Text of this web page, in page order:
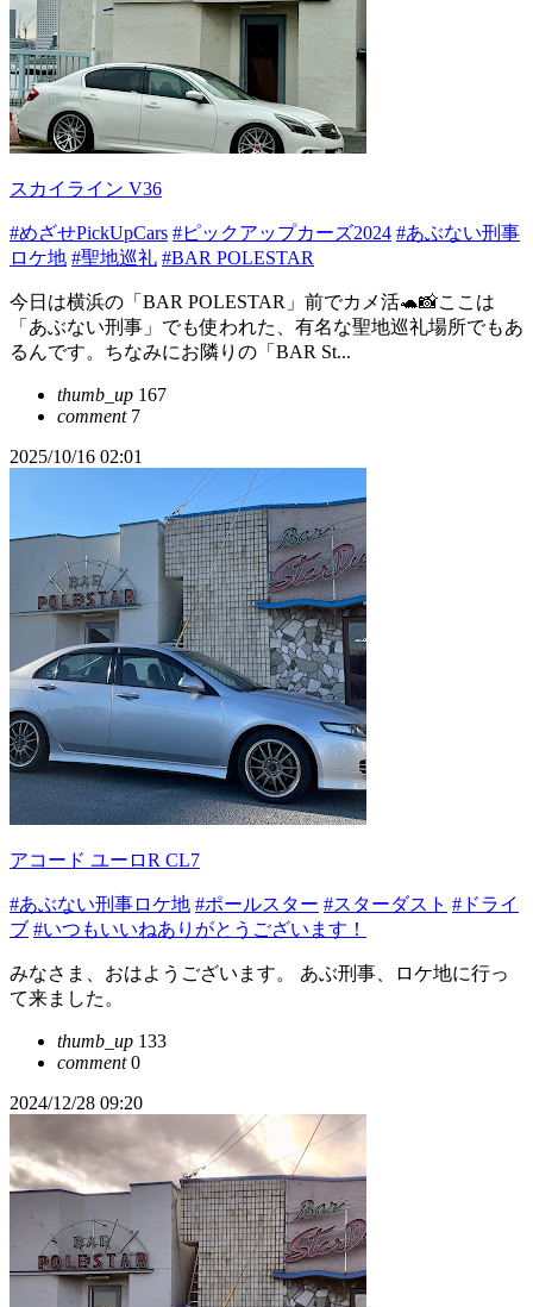
スカイライン V36
#めざせPickUpCars #ピックアップカーズ2024 #あぶない刑事
ロケ地 #聖地巡礼 #BAR POLESTAR
今日は横浜の「BAR POLESTAR」前でカメ活🐢📸ここは
「あぶない刑事」でも使われた、有名な聖地巡礼場所でもあ
るんです。ちなみにお隣りの「BAR St...
thumb_up 167
comment7
2025/10/16 02:01
アコード ユーロR CL7
#あぶない刑事ロケ地 #ポールスター #スターダスト #ドライ
ブ #いつもいいねありがとうございます！
みなさま、おはようございます。 あぶ刑事、ロケ地に行っ
て来ました。
thumb_up 133
comment0
2024/12/28 09:20